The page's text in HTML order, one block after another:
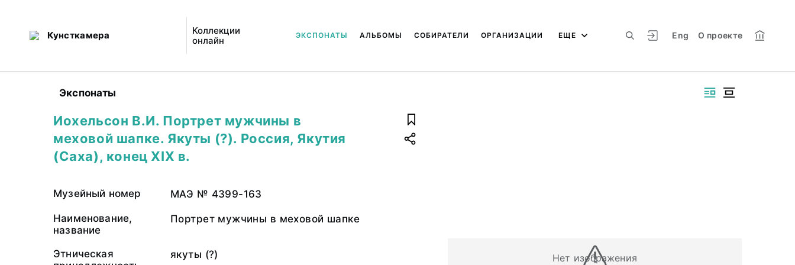
Кунсткамера
Коллекции
онлайн
Eng О проекте
ЭКСПОНАТЫ АЛЬБОМЫ СОБИРАТЕЛИ ОРГАНИЗАЦИИ ЕЩЕ
Экспонаты
Нет изображения
Иохельсон В.И. Портрет мужчины в
меховой шапке. Якуты (?). Россия, Якутия
(Саха), конец XIX в.
Музейный номер МАЭ № 4399-163
Наименование,
название
Портрет мужчины в меховой шапке
Этническая
якуты (?)